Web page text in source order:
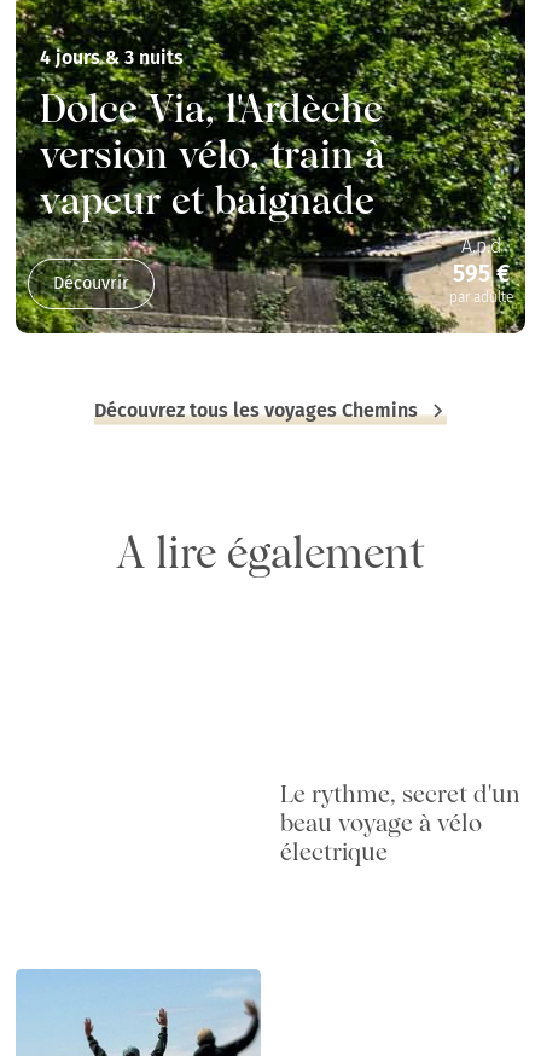
4 jours & 3 nuits
Dolce Via, l'Ardèche
version vélo, train à
vapeur et baignade
Découvrir
A.p.d
595 €
par adulte
Découvrez tous les voyages Chemins
A lire également
Le rythme, secret d'un
beau voyage à vélo
électrique